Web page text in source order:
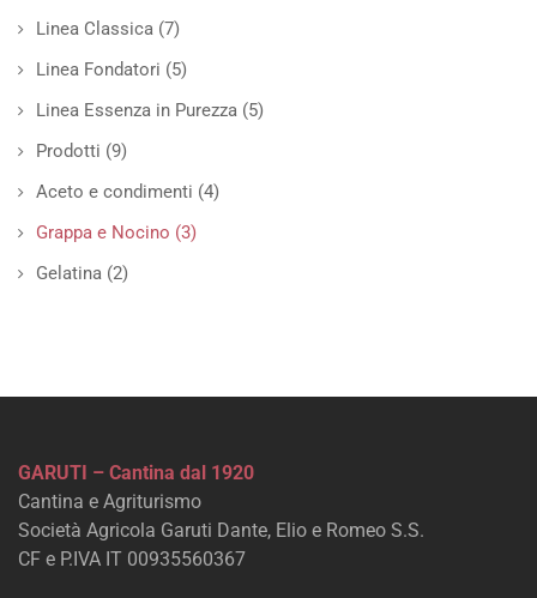
Linea Classica (7)
Linea Fondatori (5)
Linea Essenza in Purezza (5)
Prodotti (9)
Aceto e condimenti (4)
Grappa e Nocino (3)
Gelatina (2)
GARUTI – Cantina dal 1920
Cantina e Agriturismo
Società Agricola Garuti Dante, Elio e Romeo S.S.
CF e P.IVA IT 00935560367